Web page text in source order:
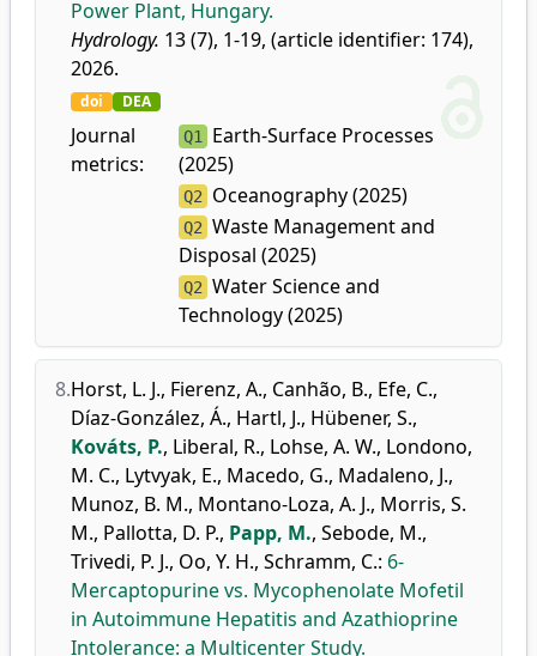
Power Plant, Hungary.
Hydrology. 13 (7), 1-19, (article identifier: 174),
2026.
doi DEA
Journal
metrics:
Q1
Earth-Surface Processes
(2025)
Q2 Oceanography (2025)
Q2 Waste Management and
Disposal (2025)
Q2 Water Science and
Technology (2025)
8.Horst, L. J., Fierenz, A., Canhão, B., Efe, C.,
Díaz-González, Á., Hartl, J., Hübener, S.,
Kováts, P., Liberal, R., Lohse, A. W., Londono,
M. C., Lytvyak, E., Macedo, G., Madaleno, J.,
Munoz, B. M., Montano-Loza, A. J., Morris, S.
M., Pallotta, D. P., Papp, M., Sebode, M.,
Trivedi, P. J., Oo, Y. H., Schramm, C.: 6-
Mercaptopurine vs. Mycophenolate Mofetil
in Autoimmune Hepatitis and Azathioprine
Intolerance: a Multicenter Study.